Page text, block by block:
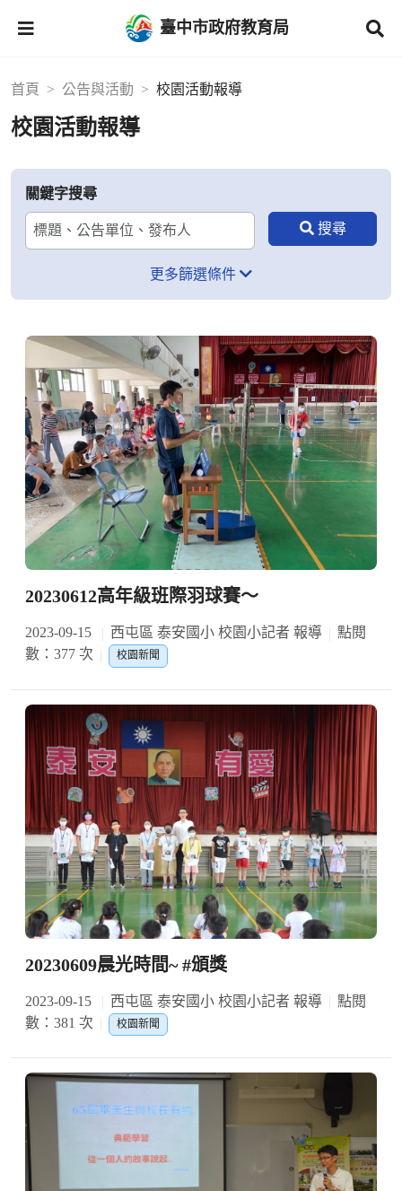
臺中市政府教育局
首頁 公告與活動 校園活動報導
校園活動報導
關鍵字搜尋
更多篩選條件
20230612高年級班際羽球賽～
2023-09-15 西屯區 泰安國小 校園小記者 報導
點閱
數：377 次
校園新聞
20230609晨光時間~ #頒獎
2023-09-15 西屯區 泰安國小 校園小記者 報導
點閱
數：381 次
校園新聞